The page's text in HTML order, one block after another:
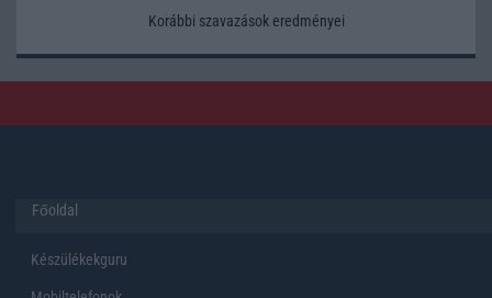
Korábbi szavazások eredményei
Főoldal
Készülékekguru